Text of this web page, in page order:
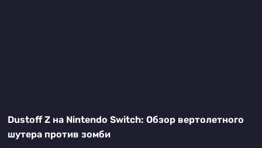
Dustoff Z на Nintendo Switch: Обзор вертолетного
шутера против зомби